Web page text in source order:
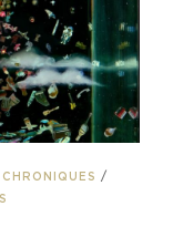
CHRONIQUES /